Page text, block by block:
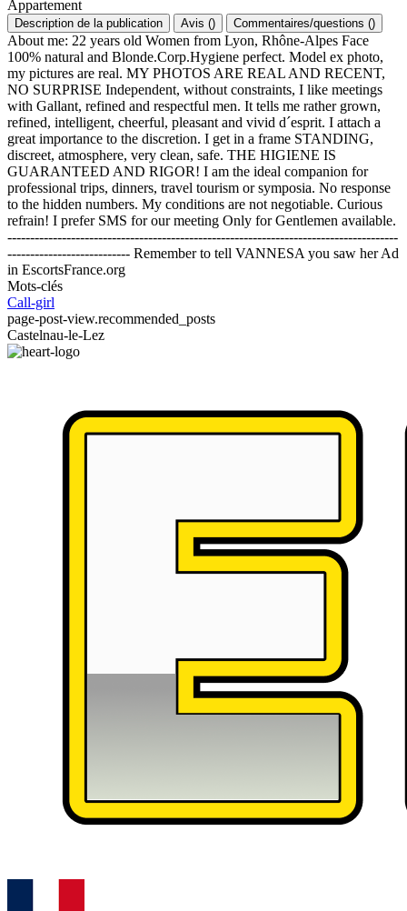
Appartement
Description de la publication Avis () Commentaires/questions ()
About me: 22 years old Women from Lyon, Rhône-Alpes Face
100% natural and Blonde.Corp.Hygiene perfect. Model ex photo,
my pictures are real. MY PHOTOS ARE REAL AND RECENT,
NO SURPRISE Independent, without constraints, I like meetings
with Gallant, refined and respectful men. It tells me rather grown,
refined, intelligent, cheerful, pleasant and vivid d´esprit. I attach a
great importance to the discretion. I get in a frame STANDING,
discreet, atmosphere, very clean, safe. THE HIGIENE IS
GUARANTEED AND RIGOR! I am the ideal companion for
professional trips, dinners, travel tourism or symposia. No response
to the hidden numbers. My conditions are not negotiable. Curious
refrain! I prefer SMS for our meeting Only for Gentlemen available.
--------------------------------------------------------------------------------------
--------------------------- Remember to tell VANNESA you saw her Ad
in EscortsFrance.org
Mots-clés
Call-girl
page-post-view.recommended_posts
Castelnau-le-Lez